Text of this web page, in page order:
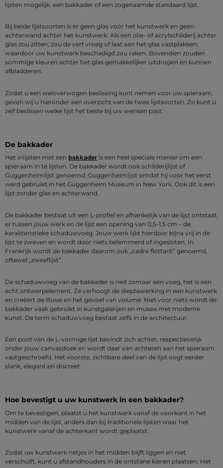
lijsten mogelijk: een bakkader of een zogenaamde standaard lijst.
Bij beide lijstsoorten is er geen glas vóór het kunstwerk en geen
achterwand achter het kunstwerk. Als een olie- of acrylschilderij achter
glas zou zitten, zou de verf vroeg of laat aan het glas vastplakken,
waardoor uw kunstwerk beschadigd zou raken. Bovendien zouden
sommige kleuren achter het glas gemakkelijker uitdrogen en kunnen
afbladderen.
Zodat u een weloverwogen beslissing kunt nemen voor uw spieraam,
geven wij u hieronder een overzicht van de twee lijstsoorten. Zo kunt u
zelf beslissen welke lijst het beste bij uw wensen past.
De bakkader
Het inlijsten met een bakkader is een heel speciale manier om een
spieraam in te lijsten. De bakkader wordt ook schilderijlijst of
Guggenheimlijst genoemd. Guggenheimlijst omdat hij voor het eerst
werd gebruikt in het Guggenheim Museum in New York. Ook dit is een
lijst zonder glas en achterwand.
De bakkader bestaat uit een L-profiel en afhankelijk van de lijst ontstaat
er tussen jouw werk en de lijst een opening van 0,5-1,5 cm – de
karakteristieke schaduwvoeg. Jouw werk lijkt hierdoor bijna vrij in de
lijst te zweven en wordt door niets belemmerd of ingesloten. In
Frankrijk wordt de bakkader daarom ook „cadre flottant“ genoemd,
oftewel „zweeflijst“.
De schaduwvoeg van de bakkader is niet zomaar een voeg, het is een
echt ontwerpelement. Ze verhoogt de dieptewerking in een kunstwerk
en creëert de illusie en het gevoel van volume. Niet voor niets wordt de
bakkader vaak gebruikt in kunstgalerijen en musea met moderne
kunst. De term schaduwvoeg bestaat zelfs in de architectuur.
Een poot van de L-vormige lijst bevindt zich achter, respectievelijk
onder jouw canvasdoek en wordt daar van achteren aan het spieraam
vastgeschroefd. Het voorste, zichtbare deel van de lijst oogt eerder
slank, elegant en discreet.
Hoe bevestigt u uw kunstwerk in een bakkader?
Om te bevestigen, plaatst u het kunstwerk vanaf de voorkant in het
midden van de lijst, anders dan bij traditionele lijsten waar het
kunstwerk vanaf de achterkant wordt geplaatst.
Zodat uw kunstwerk netjes in het midden blijft liggen en niet
verschuift, kunt u afstandhouders in de ontstane kieren plaatsen. Het